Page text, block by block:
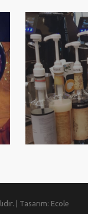
| Tasarım: Ecole